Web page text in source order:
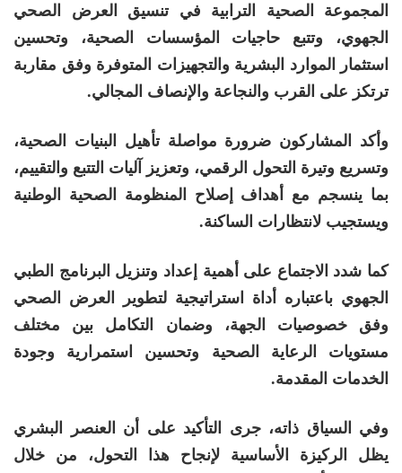
المجموعة الصحية الترابية في تنسيق العرض الصحي
الجهوي، وتتبع حاجيات المؤسسات الصحية، وتحسين
استثمار الموارد البشرية والتجهيزات المتوفرة وفق مقاربة
ترتكز على القرب والنجاعة والإنصاف المجالي.
وأكد المشاركون ضرورة مواصلة تأهيل البنيات الصحية،
وتسريع وتيرة التحول الرقمي، وتعزيز آليات التتبع والتقييم،
بما ينسجم مع أهداف إصلاح المنظومة الصحية الوطنية
ويستجيب لانتظارات الساكنة.
كما شدد الاجتماع على أهمية إعداد وتنزيل البرنامج الطبي
الجهوي باعتباره أداة استراتيجية لتطوير العرض الصحي
وفق خصوصيات الجهة، وضمان التكامل بين مختلف
مستويات الرعاية الصحية وتحسين استمرارية وجودة
الخدمات المقدمة.
وفي السياق ذاته، جرى التأكيد على أن العنصر البشري
يظل الركيزة الأساسية لإنجاح هذا التحول، من خلال